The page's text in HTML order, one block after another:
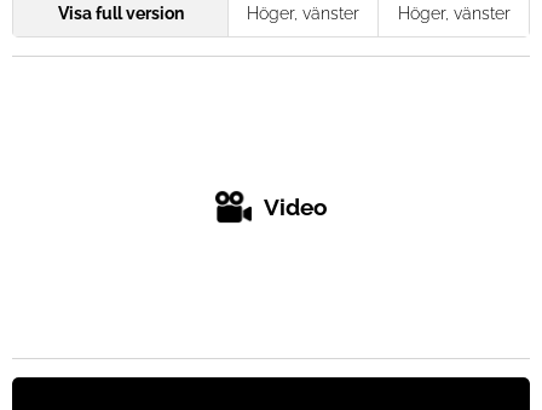
Visa full version Höger, vänster Höger, vänster
Video